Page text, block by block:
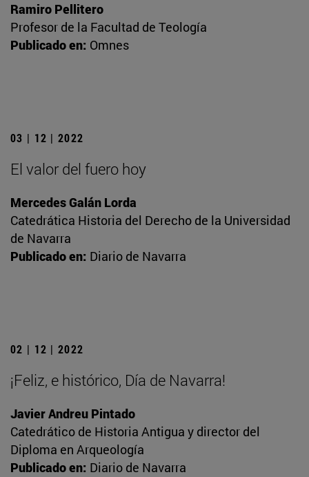
Ramiro Pellitero
Profesor de la Facultad de Teología
Publicado en: Omnes
03 | 12 | 2022
El valor del fuero hoy
Mercedes Galán Lorda
Catedrática Historia del Derecho de la Universidad
de Navarra
Publicado en: Diario de Navarra
02 | 12 | 2022
¡Feliz, e histórico, Día de Navarra!
Javier Andreu Pintado
Catedrático de Historia Antigua y director del
Diploma en Arqueología
Publicado en: Diario de Navarra